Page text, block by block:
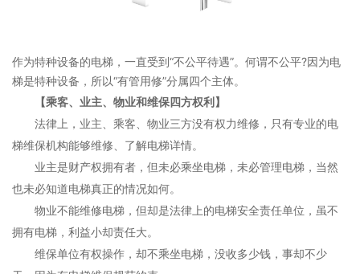
作为特种设备的电梯，一直受到“不公平待遇”。何谓不公平?因为电
梯是特种设备，所以“有管用修”分属四个主体。
【乘客、业主、物业和维保四方权利】
法律上，业主、乘客、物业三方没有权力维修，只有专业的电
梯维保机构能够维修、了解电梯详情。
业主是财产权拥有者，但未必乘坐电梯，未必管理电梯，当然
也未必知道电梯真正的情况如何。
物业不能维修电梯，但却是法律上的电梯安全责任单位，虽不
拥有电梯，利益小却责任大。
维保单位有权操作，却不乘坐电梯，没收多少钱，事却不少